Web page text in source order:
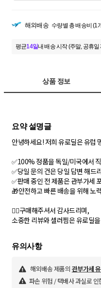
해외배송 수량별 총 배송비 (1
평균14일내 배송 시작 (주말, 공휴일
상품 정보
요약 설명글
안녕하세요! 저희 유로딜은 유럽
✅100% 정품을 독일/미국에서
✅당일 문의 건은 당일 답변 해드
✅판매 중인 전 제품은 관부가세
🎁안전하고 빠른 배송을 위해 노
🙇‍♂️구매해주셔서 감사드리며,
소중한 리뷰와 셀러찜은 유로딜
유의사항
해외배송 제품의 관부가세
파손 위험 / 택배사 과실로 인